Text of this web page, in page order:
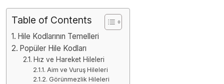
Table of Contents
Hile Kodlarının Temelleri
Popüler Hile Kodları
Hız ve Hareket Hileleri
Aim ve Vuruş Hileleri
Görünmezlik Hileleri